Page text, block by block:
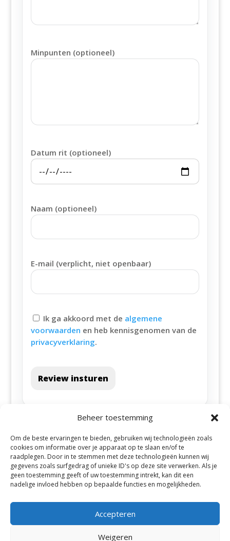
Beheer toestemming
Om de beste ervaringen te bieden, gebruiken wij technologieën zoals
cookies om informatie over je apparaat op te slaan en/of te
raadplegen. Door in te stemmen met deze technologieën kunnen wij
gegevens zoals surfgedrag of unieke ID's op deze site verwerken. Als je
geen toestemming geeft of uw toestemming intrekt, kan dit een
nadelige invloed hebben op bepaalde functies en mogelijkheden.
Accepteren
Weigeren
Minpunten (optioneel)
Datum rit (optioneel)
Naam (optioneel)
E-mail (verplicht, niet openbaar)
Ik ga akkoord met de algemene
voorwaarden en heb kennisgenomen van de
privacyverklaring.
Review insturen
Alle steden